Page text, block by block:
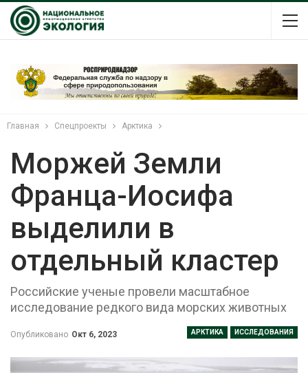
Главная Спецпроекты Арктика
Моржей Земли
Франца-Иосифа
выделили в
отдельный кластер
Российские ученые провели масштабное
исследование редкого вида морских животных
АРКТИКА ИССЛЕДОВАНИЯ
Опубликовано Окт 6, 2023